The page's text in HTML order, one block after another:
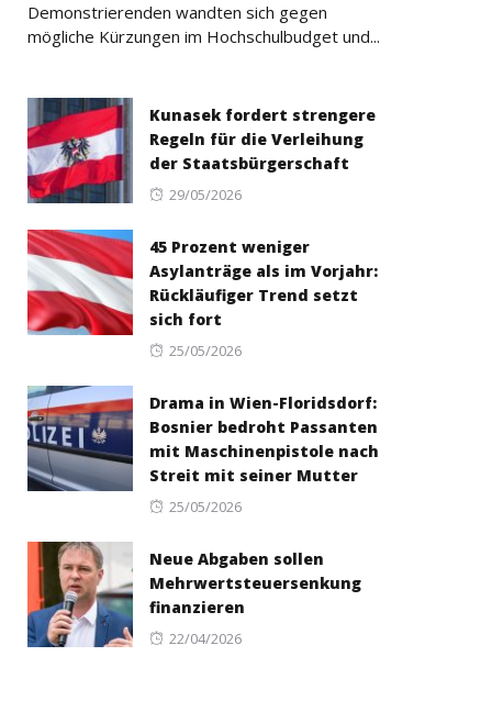
Demonstrierenden wandten sich gegen
mögliche Kürzungen im Hochschulbudget und...
Kunasek fordert strengere
Regeln für die Verleihung
der Staatsbürgerschaft
Posted
29/05/2026
45 Prozent weniger
Asylanträge als im Vorjahr:
Rückläufiger Trend setzt
sich fort
Posted
25/05/2026
Drama in Wien-Floridsdorf:
Bosnier bedroht Passanten
mit Maschinenpistole nach
Streit mit seiner Mutter
Posted
25/05/2026
Neue Abgaben sollen
Mehrwertsteuersenkung
finanzieren
Posted
22/04/2026